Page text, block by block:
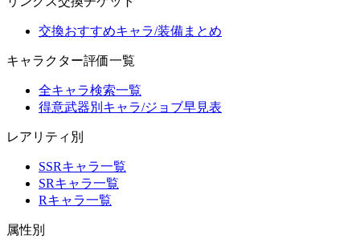
交換おすすめキャラ/装備まとめ
キャラクター評価一覧
全キャラ検索一覧
得意武器別キャラ/ジョブ早見表
レアリティ別
SSRキャラ一覧
SRキャラ一覧
Rキャラ一覧
属性別